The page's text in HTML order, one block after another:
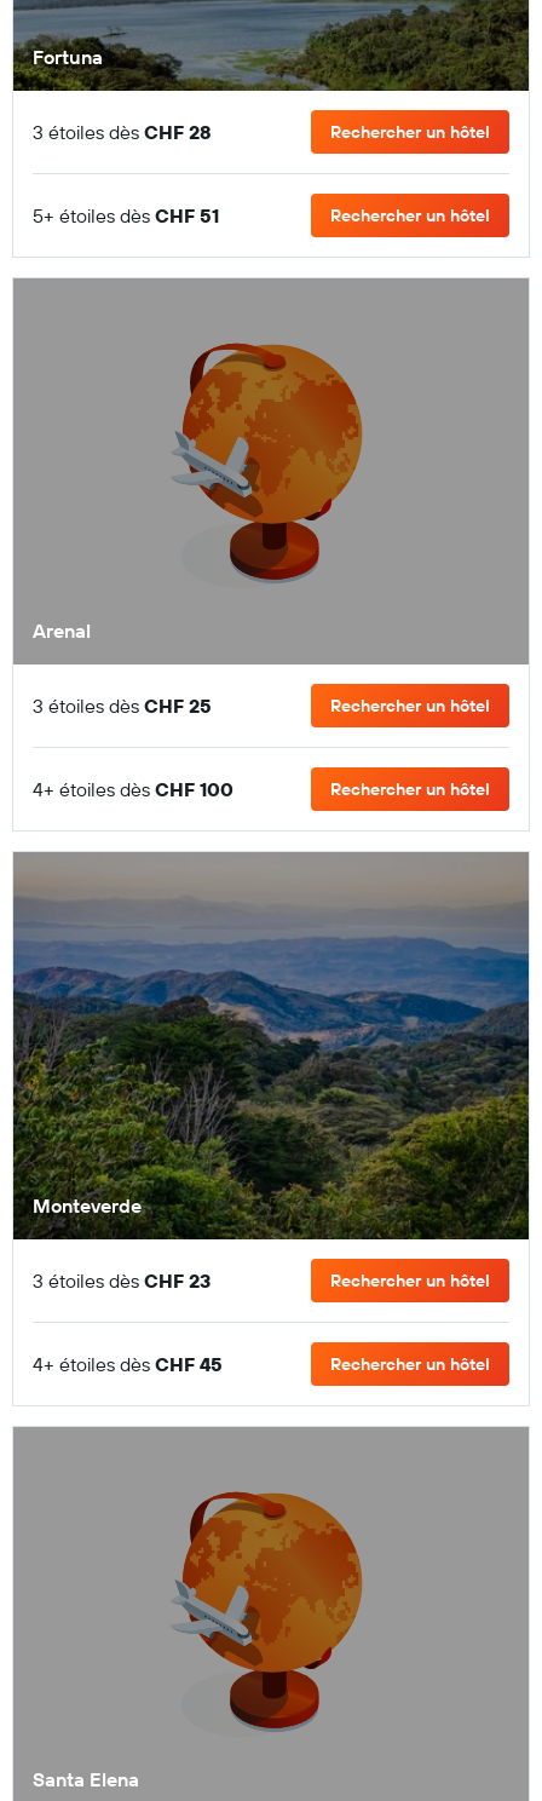
Fortuna
3 étoiles dès CHF 28 Rechercher un hôtel
5+ étoiles dès CHF 51 Rechercher un hôtel
Arenal
3 étoiles dès CHF 25 Rechercher un hôtel
4+ étoiles dès CHF 100 Rechercher un hôtel
Monteverde
3 étoiles dès CHF 23 Rechercher un hôtel
4+ étoiles dès CHF 45 Rechercher un hôtel
Santa Elena